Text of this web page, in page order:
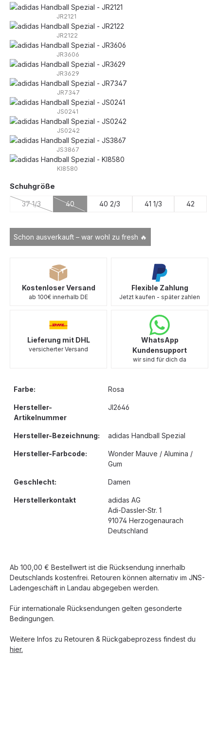
Schon ausverkauft – war wohl zu fresh 🔥
JR2121
JR2122
JR3606
JR3629
JR7347
JS0241
JS0242
JS3867
KI8580
Schuhgröße
37 1/3
(Diese Option ist zurzeit nicht verfügbar.)
40
(Diese Option ist zurzeit nicht verfügbar.)
40 2/3 41 1/3 42
Kostenloser Versand
ab 100€ innerhalb DE
Flexible Zahlung
Jetzt kaufen - später zahlen
Lieferung mit DHL
versicherter Versand
WhatsApp
Kundensupport
wir sind für dich da
Farbe: Rosa
Hersteller-
Artikelnummer
JI2646
Hersteller-Bezeichnung: adidas Handball Spezial
Hersteller-Farbcode:
Wonder Mauve / Alumina /
Gum
Geschlecht: Damen
Herstellerkontakt
adidas AG
Adi-Dassler-Str. 1
91074 Herzogenaurach
Deutschland
Ab 100,00 € Bestellwert ist die Rücksendung innerhalb
Deutschlands kostenfrei. Retouren können alternativ im JNS-
Ladengeschäft in Landau abgegeben werden.
Für internationale Rücksendungen gelten gesonderte
Bedingungen.
Weitere Infos zu Retouren & Rückgabeprozess findest du
hier.